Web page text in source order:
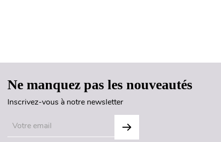
Ne manquez pas les nouveautés
Inscrivez-vous à notre newsletter